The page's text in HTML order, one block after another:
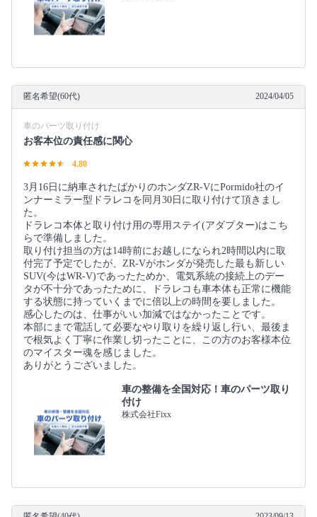
匿名希望(60代) 2024/04/05
車のパーツ取り付け
お客本位の責任感に関心
4.80
3月16日に納車されたばかりのホンダZR-VにPormido社のイ
ンナーミラー型ドラレコを同月30日に取り付けて頂きまし
た。
ドラレコ本体と取り付け用の専用ステイ(アダプター)はこち
らで準備しました。
取り付け担当の方は14時前にお越しになられ2時間以内に取
付完了予定でしたが、ZR-Vがホンダが発売した最も新しい
SUV(今はWR-V)であったためか、電気系統の接続上のデー
タが不十分であったために、ドラレコも車本体も正常に機能
する状態に持っていくまでに倍以上の時間を要しました。
感心したのは、仕事がいい加減ではなかったことです。
本部にまで電話して必要なやり取りを繰り返し行い、最後ま
で根気よく丁寧に作業し切ったことに、この方のお客様本位
のマイスター魂を感じました。
ありがとうございました。
車の整備を全国対応！車のパーツ取り
付け
株式会社Fixx